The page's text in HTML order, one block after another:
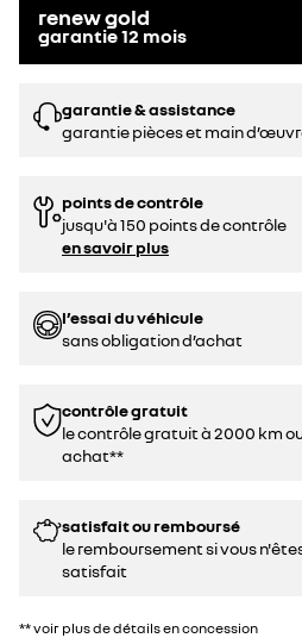
renew gold
garantie12 mois
garantie & assistance
garantie pièces et main
points de contrôle
jusqu'à 150 points de contrôle
en savoir plus
l’essai du véhicule
sans obligation d’achat
contrôle gratuit
le contrôle gratuit à 2000 km
achat**
satisfait ou remboursé
le remboursement si vous
satisfait
** voir plus de détails en concession